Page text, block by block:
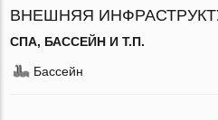
ВНЕШНЯЯ
СПА, БАССЕЙН И Т.П.
Бассейн